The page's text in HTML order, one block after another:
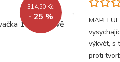
314,60 Kč
- 25 %
MAPEI
výkvět, s
proti